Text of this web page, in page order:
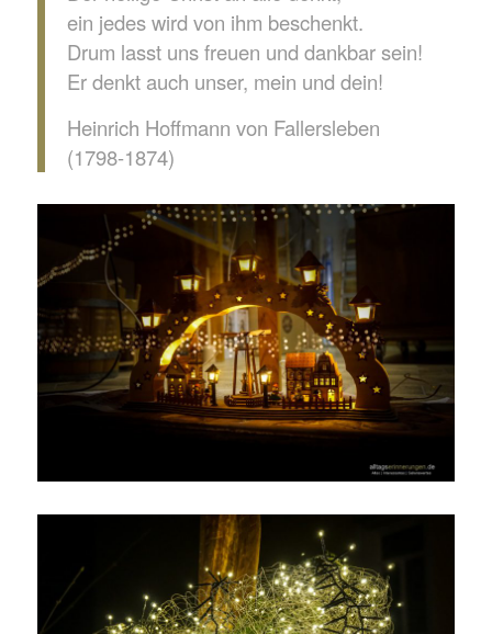
ein jedes wird von ihm beschenkt.
Drum lasst uns freuen und dankbar sein!
Er denkt auch unser, mein und dein!
Heinrich Hoffmann von Fallersleben
(1798-1874)